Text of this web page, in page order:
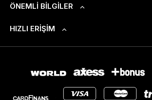
ÖNEMLI BILGILER
HIZLI ERIŞIM